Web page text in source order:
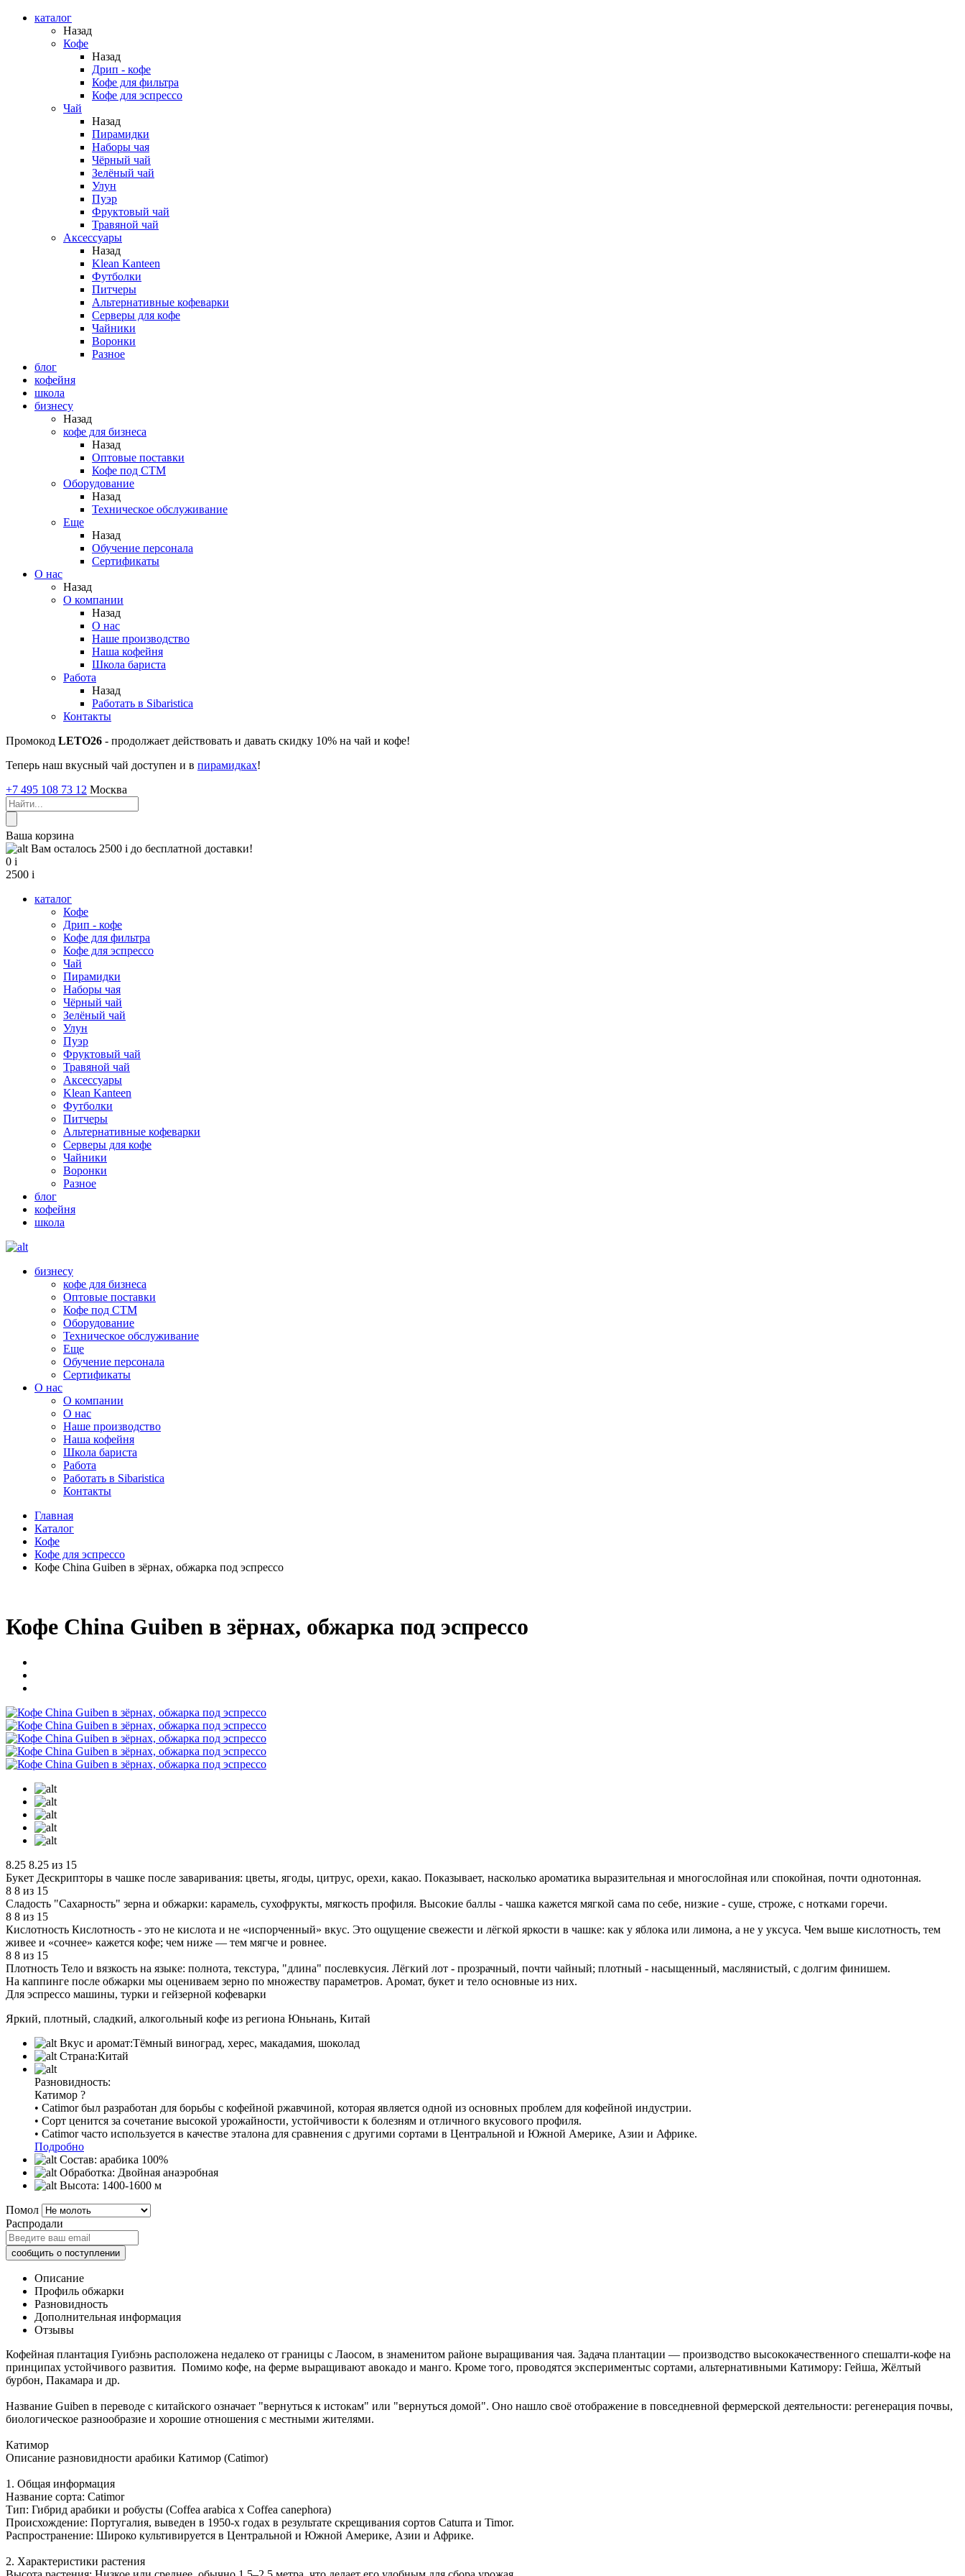
каталог
Назад
Кофе
Назад
Дрип - кофе
Кофе для фильтра
Кофе для эспрессо
Чай
Назад
Пирамидки
Наборы чая
Чёрный чай
Зелёный чай
Улун
Пуэр
Фруктовый чай
Травяной чай
Аксессуары
Назад
Klean Kanteen
Футболки
Питчеры
Альтернативные кофеварки
Серверы для кофе
Чайники
Воронки
Разное
блог
кофейня
школа
бизнесу
Назад
кофе для бизнеса
Назад
Оптовые поставки
Кофе под СТМ
Оборудование
Назад
Техническое обслуживание
Еще
Назад
Обучение персонала
Сертификаты
О нас
Назад
O компании
Назад
О нас
Наше производство
Наша кофейня
Школа бариста
Работа
Назад
Работать в Sibaristica
Контакты
Промокод LETO26 - продолжает действовать и давать скидку 10% на чай и кофе!
Теперь наш вкусный чай доступен и в пирамидках!
+7 495 108 73 12 Москва
Ваша корзина
Вам осталось 2500 i до бесплатной доставки!
0 i
2500 i
каталог
Кофе
Дрип - кофе
Кофе для фильтра
Кофе для эспрессо
Чай
Пирамидки
Наборы чая
Чёрный чай
Зелёный чай
Улун
Пуэр
Фруктовый чай
Травяной чай
Аксессуары
Klean Kanteen
Футболки
Питчеры
Альтернативные кофеварки
Серверы для кофе
Чайники
Воронки
Разное
блог
кофейня
школа
бизнесу
кофе для бизнеса
Оптовые поставки
Кофе под СТМ
Оборудование
Техническое обслуживание
Еще
Обучение персонала
Сертификаты
О нас
O компании
О нас
Наше производство
Наша кофейня
Школа бариста
Работа
Работать в Sibaristica
Контакты
Главная
Каталог
Кофе
Кофе для эспрессо
Кофе China Guiben в зёрнах, обжарка под эспрессо
Кофе China Guiben в зёрнах, обжарка под эспрессо
8.25 8.25 из 15
Букет Дескрипторы в чашке после заваривания: цветы, ягоды, цитрус, орехи, какао. Показывает, насколько ароматика выразительная и многослойная или спокойная, почти однотонная.
8 8 из 15
Сладость "Сахарность" зерна и обжарки: карамель, сухофрукты, мягкость профиля. Высокие баллы - чашка кажется мягкой сама по себе, низкие - суше, строже, с нотками горечи.
8 8 из 15
Кислотность Кислотность - это не кислота и не «испорченный» вкус. Это ощущение свежести и лёгкой яркости в чашке: как у яблока или лимона, а не у уксуса. Чем выше кислотность, тем
живее и «сочнее» кажется кофе; чем ниже — тем мягче и ровнее.
8 8 из 15
Плотность Тело и вязкость на языке: полнота, текстура, "длина" послевкусия. Лёгкий лот - прозрачный, почти чайный; плотный - насыщенный, маслянистый, с долгим финишем.
На каппинге после обжарки мы оцениваем зерно по множеству параметров. Аромат, букет и тело основные из них.
Для эспрессо машины, турки и гейзерной кофеварки
Яркий, плотный, сладкий, алкогольный кофе из региона Юньнань, Китай
Вкус и аромат:Тёмный виноград, херес, макадамия, шоколад
Страна:Китай
Разновидность:
Катимор ?
• Catimor был разработан для борьбы с кофейной ржавчиной, которая является одной из основных проблем для кофейной индустрии.
• Сорт ценится за сочетание высокой урожайности, устойчивости к болезням и отличного вкусового профиля.
• Catimor часто используется в качестве эталона для сравнения с другими сортами в Центральной и Южной Америке, Азии и Африке.
Подробно
Состав: арабика 100%
Обработка: Двойная анаэробная
Высота: 1400-1600 м
Помол
Распродали
Описание
Профиль обжарки
Разновидность
Дополнительная информация
Отзывы
Кофейная плантация Гуибэнь расположена недалеко от границы с Лаосом, в знаменитом районе выращивания чая. Задача плантации — производство высококачественного спешалти-кофе на
принципах устойчивого развития. Помимо кофе, на ферме выращивают авокадо и манго. Кроме того, проводятся экспериментыс сортами, альтернативными Катимору: Гейша, Жёлтый
бурбон, Пакамара и др.
Название Guiben в переводе с китайского означает "вернуться к истокам" или "вернуться домой". Оно нашло своё отображение в повседневной фермерской деятельности: регенерация почвы,
биологическое разнообразие и хорошие отношения с местными жителями.
Катимор
Описание разновидности арабики Катимор (Catimor)
1. Общая информация
Название сорта: Catimor
Тип: Гибрид арабики и робусты (Coffea arabica x Coffea canephora)
Происхождение: Португалия, выведен в 1950-х годах в результате скрещивания сортов Caturra и Timor.
Распространение: Широко культивируется в Центральной и Южной Америке, Азии и Африке.
2. Характеристики растения